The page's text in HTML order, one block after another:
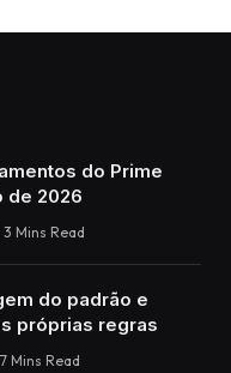
do Prime
de 2026
3 Mins Read
do padrão e
próprias regras
7 Mins Read